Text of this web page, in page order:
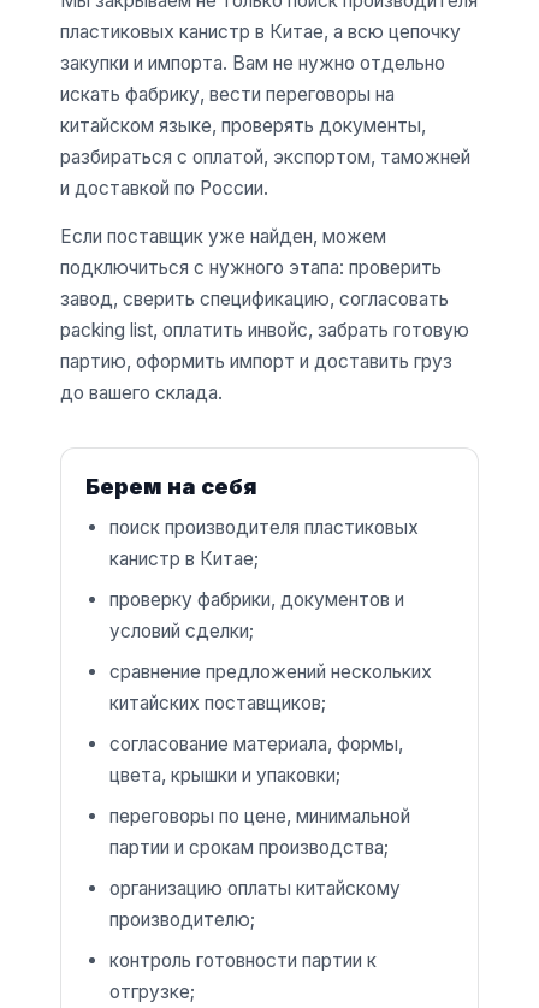
пластиковых канистр в Китае, а всю цепочку
закупки и импорта. Вам не нужно отдельно
искать фабрику, вести переговоры на
китайском языке, проверять документы,
разбираться с оплатой, экспортом, таможней
и доставкой по России.
Если поставщик уже найден, можем
подключиться с нужного этапа: проверить
завод, сверить спецификацию, согласовать
packing list, оплатить инвойс, забрать готовую
партию, оформить импорт и доставить груз
до вашего склада.
Берем на себя
поиск производителя пластиковых
канистр в Китае;
проверку фабрики, документов и
условий сделки;
сравнение предложений нескольких
китайских поставщиков;
согласование материала, формы,
цвета, крышки и упаковки;
переговоры по цене, минимальной
партии и срокам производства;
организацию оплаты китайскому
производителю;
контроль готовности партии к
отгрузке;